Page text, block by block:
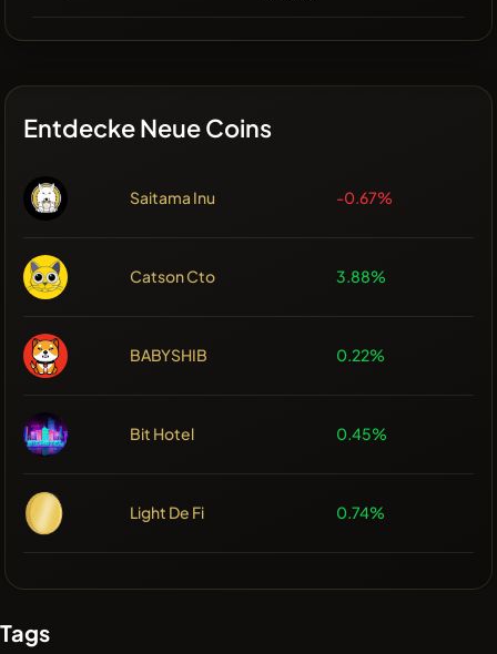
Entdecke Neue Coins
Saitama Inu -0.67%
Catson Cto 3.88%
BABYSHIB 0.22%
Bit Hotel 0.45%
Light De Fi 0.74%
Tags